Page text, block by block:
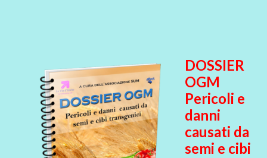
DOSSIER
OGM
Pericoli e
danni
causati da
semi e cibi